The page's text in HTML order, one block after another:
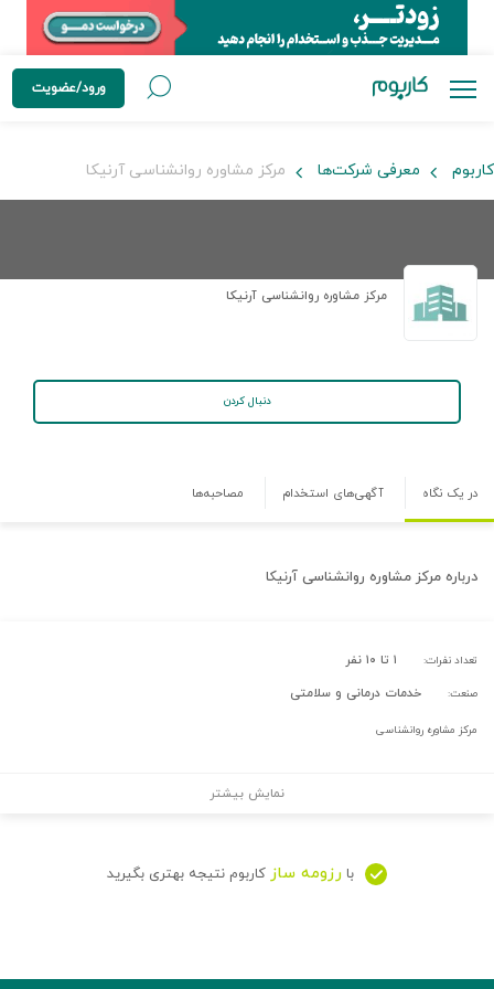
ورود/عضویت
کاربوم معرفی شرکت‌ها مرکز مشاوره روانشناسی آرنیکا
مرکز مشاوره روانشناسی آرنیکا
دنبال کردن
در یک نگاه آگهی‌های استخدام مصاحبه‌ها
درباره مرکز مشاوره روانشناسی آرنیکا
تعداد نفرات: ۱ تا ۱۰ نفر
صنعت: خدمات درمانی و سلامتی
مرکز مشاوره روانشناسی
نمایش بیشتر
با رزومه ساز کاربوم نتیجه بهتری بگیرید